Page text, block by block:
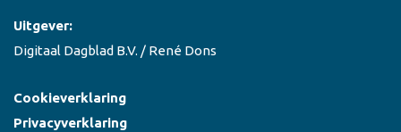
Uitgever:
Digitaal Dagblad B.V. / René Dons
Cookieverklaring
Privacyverklaring